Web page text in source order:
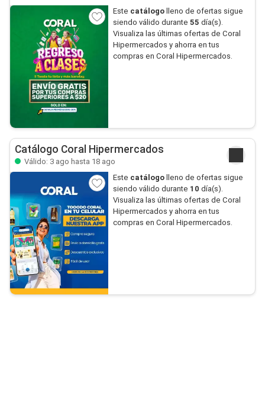
Este catálogo lleno de ofertas sigue
siendo válido durante 55 día(s).
Visualiza las últimas ofertas de Coral
Hipermercados y ahorra en tus
compras en Coral Hipermercados.
Catálogo Coral Hipermercados
Válido: 3 ago hasta 18 ago
Este catálogo lleno de ofertas sigue
siendo válido durante 10 día(s).
Visualiza las últimas ofertas de Coral
Hipermercados y ahorra en tus
compras en Coral Hipermercados.